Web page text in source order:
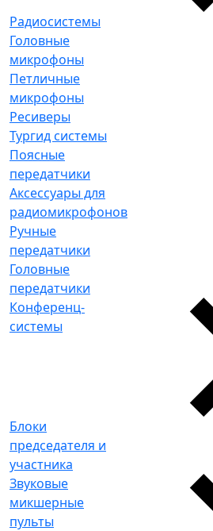
Радиосистемы
Головные
микрофоны
Петличные
микрофоны
Ресиверы
Тургид системы
Поясные
передатчики
Аксессуары для
радиомикрофонов
Ручные
передатчики
Головные
передатчики
Конференц-
системы
Блоки
председателя и
участника
Звуковые
микшерные
пульты